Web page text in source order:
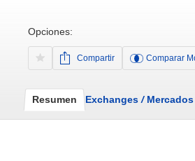
Opciones:
Compartir Comparar
Resumen Exchanges /Mercados